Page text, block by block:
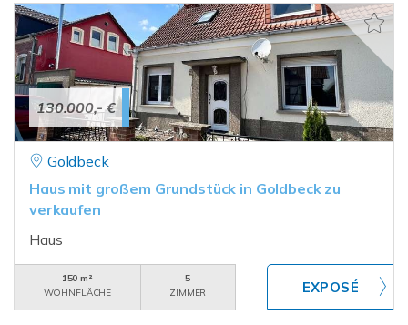
130.000,- €
Goldbeck
Haus mit großem Grundstück in Goldbeck zu
verkaufen
Haus
150 m²
WOHNFLÄCHE
5
ZIMMER